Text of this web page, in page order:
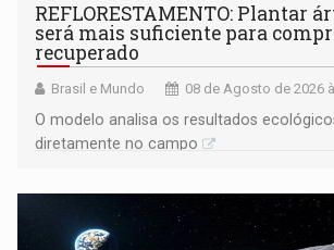
REFLORESTAMENTO: Plantar
será mais suficiente para
recuperado
Brasil e Mundo 08 de Agosto de 2026
O modelo analisa os resultados
diretamente no campo